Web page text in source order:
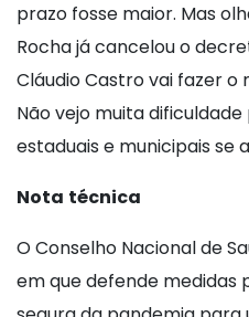
prazo fosse maior. Mas
Rocha já cancelou o
Cláudio Castro vai fazer o
Não vejo muita
estaduais e municipais se
Nota técnica
O Conselho Nacional de
em que defende medidas